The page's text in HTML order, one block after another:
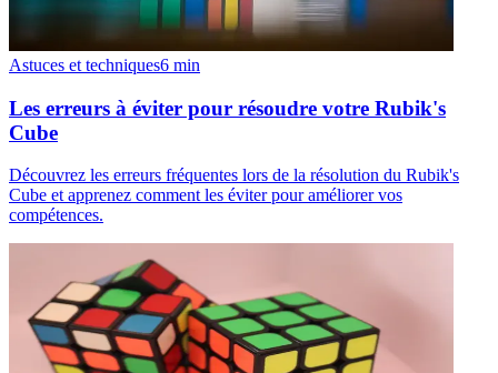
Astuces et techniques6 min
Les erreurs à éviter pour résoudre votre Rubik's
Cube
Découvrez les erreurs fréquentes lors de la résolution du Rubik's
Cube et apprenez comment les éviter pour améliorer vos
compétences.